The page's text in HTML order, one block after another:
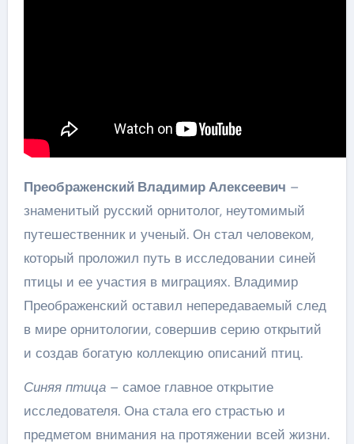
Преображенский Владимир Алексеевич –
знаменитый русский орнитолог, неутомимый
путешественник и ученый. Он стал человеком,
который проложил путь в исследовании синей
птицы и ее участия в миграциях. Владимир
Преображенский оставил непередаваемый след
в мире орнитологии, совершив серию открытий
и создав богатую коллекцию описаний птиц.
Синяя птица– самое главное открытие
исследователя. Она стала его страстью и
предметом внимания на протяжении всей жизни.